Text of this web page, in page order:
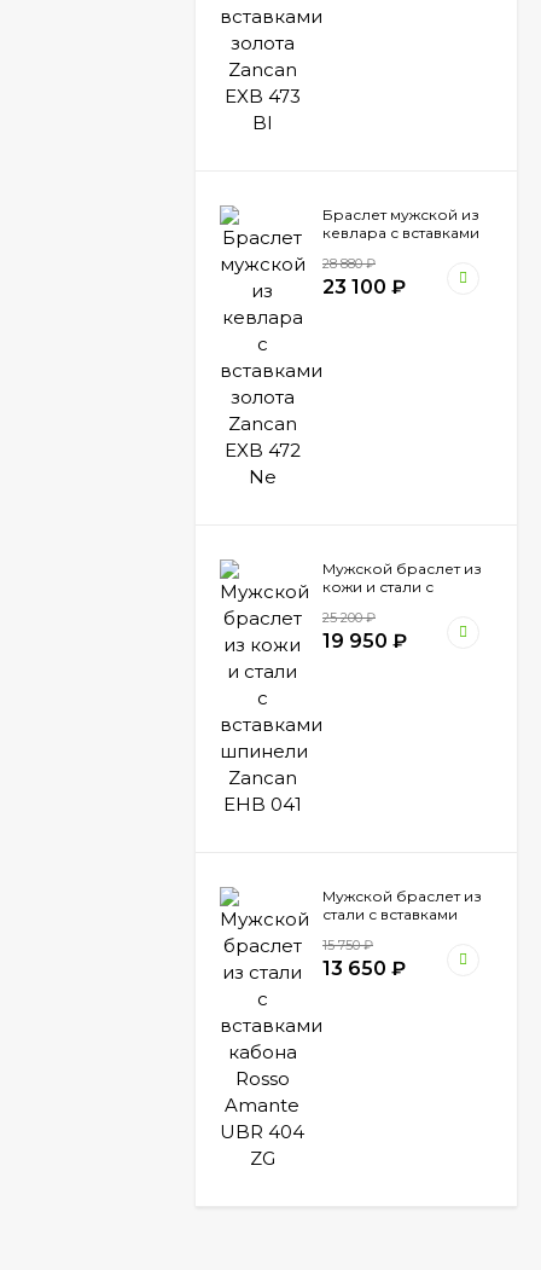
Браслет мужской из
кевлара с вставками
472 Ne
28 880₽
23 100 ₽
Мужской браслет из
кожи и стали с
Zancan EHB 041
25 200₽
19 950 ₽
Мужской браслет из
стали с вставками
UBR 404 ZG
15 750₽
13 650 ₽